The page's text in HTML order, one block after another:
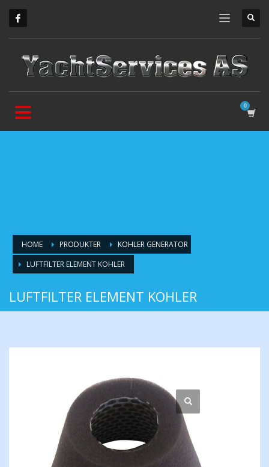
HOME PRODUKTER
KOHLER GENERATOR
LUFTFILTER ELEMENT KOHLER
LUFTFILTER ELEMENT KOHLER